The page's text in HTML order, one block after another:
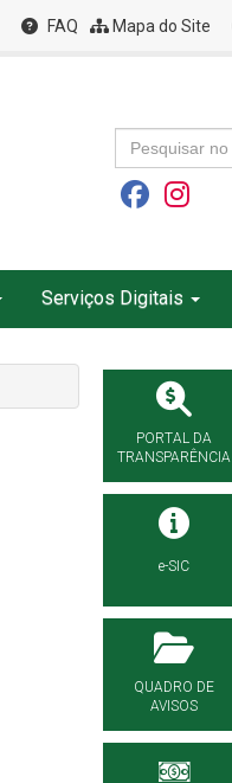
FAQ Mapa do Site
Serviços Digitais
PORTAL DA
TRANSPARÊNCIA
e-SIC
QUADRO DE
AVISOS